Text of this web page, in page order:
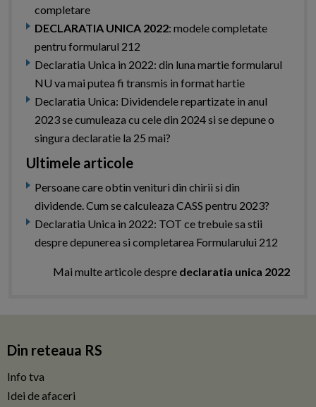
completare
DECLARATIA UNICA 2022: modele completate
pentru formularul 212
Declaratia Unica in 2022: din luna martie formularul
NU va mai putea fi transmis in format hartie
Declaratia Unica: Dividendele repartizate in anul
2023 se cumuleaza cu cele din 2024 si se depune o
singura declaratie la 25 mai?
Ultimele articole
Persoane care obtin venituri din chirii si din
dividende. Cum se calculeaza CASS pentru 2023?
Declaratia Unica in 2022: TOT ce trebuie sa stii
despre depunerea si completarea Formularului 212
Mai multe articole despre declaratia unica 2022
Din reteaua RS
Info tva
Idei de afaceri